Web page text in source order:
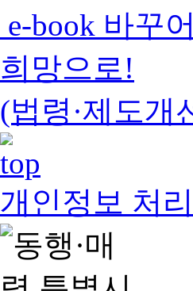
e-book 바꾸
희망으로!
(법령·제도개
개인정보 처